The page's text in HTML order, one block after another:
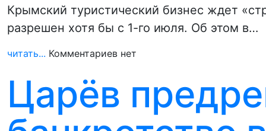
Крымский туристический бизнес ждет
разрешен хотя бы с 1-го июля. Об этом в…
читать... Комментариев нет
Царёв